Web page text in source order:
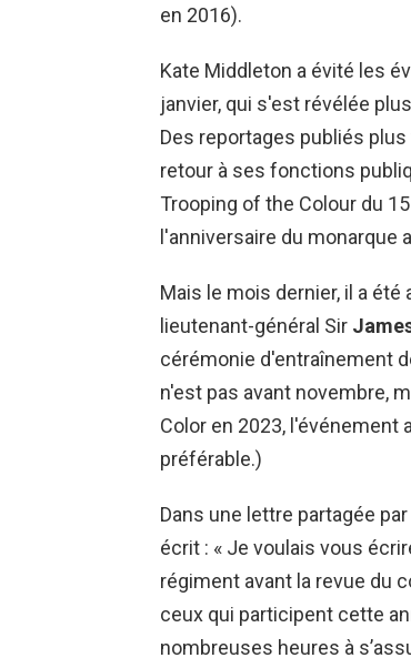
en 2016).
Kate Middleton a évité les
janvier, qui s'est révélée
Des reportages publiés
retour à ses fonctions
Trooping of the Colour du
l'anniversaire du monarque
Mais le mois dernier, il a
lieutenant-général Sir
cérémonie d'entraînement
n'est pas avant novembre,
Color en 2023, l'événement
préférable.)
Dans une lettre partagée
écrit : « Je voulais vous
régiment avant la revue du
ceux qui participent cette
nombreuses heures à